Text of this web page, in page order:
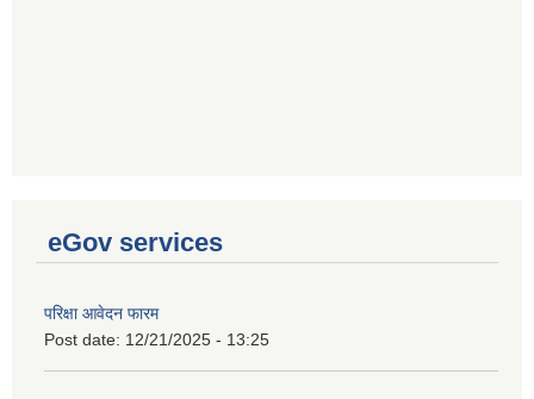
eGov services
परिक्षा आवेदन फारम
Post date: 12/21/2025 - 13:25